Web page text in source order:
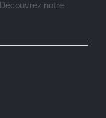
Découvrez notre